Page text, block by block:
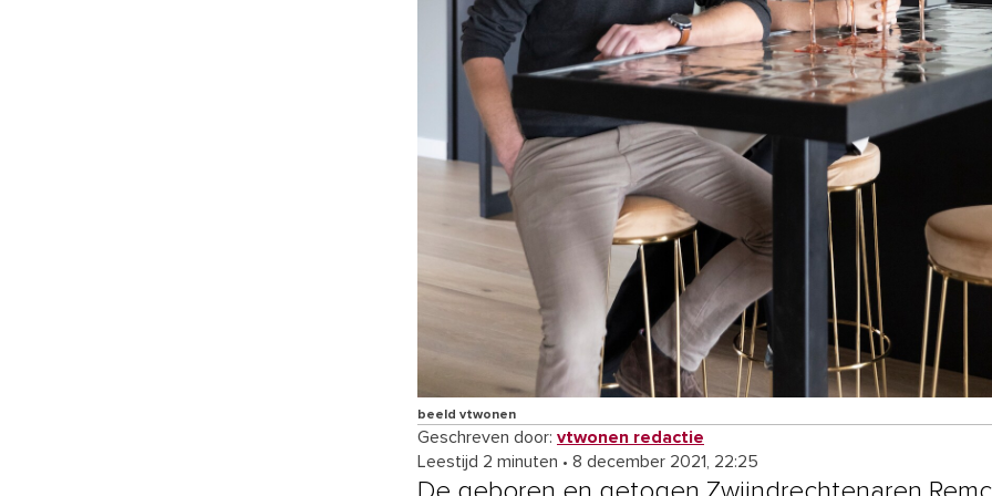
beeld vtwonen
Geschreven door: vtwonen redactie
Leestijd 2 minuten • 8 december 2021, 22:25